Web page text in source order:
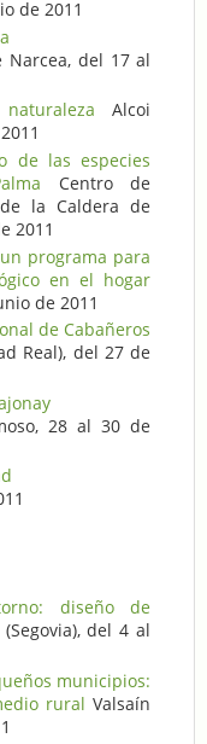
de 2011
Narcea, del 17 al
Alcoi
de las especies
Centro de
la Caldera de
2011
programa para
en el hogar
de 2011
de Cabañeros
Real), del 27 de
28 al 30 de
diseño de
del 4 al
municipios:
ruralValsaín